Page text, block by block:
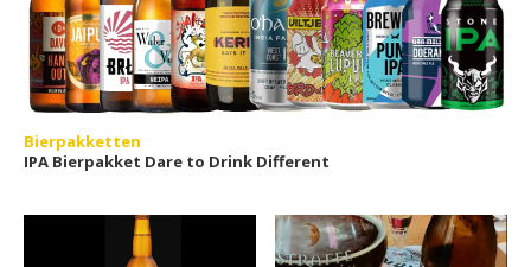
Bierpakketten
IPA Bierpakket Dare to Drink Different